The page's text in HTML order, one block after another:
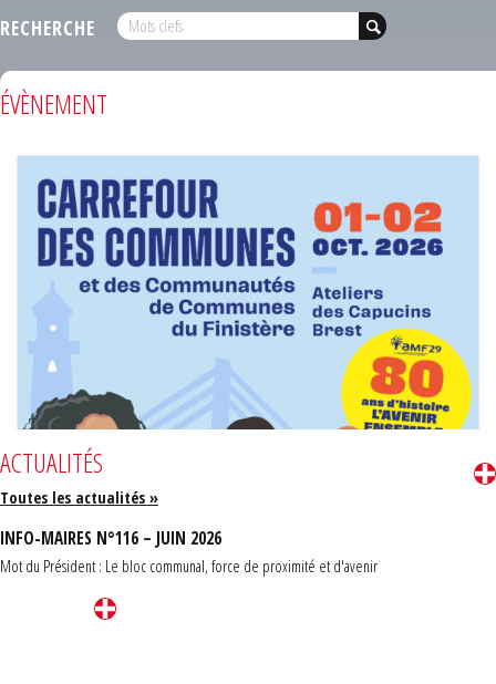
RECHERCHE
ÉVÈNEMENT
ACTUALITÉS
Toutes les actualités »
INFO-MAIRES N°116 – JUIN 2026
Mot du Président : Le bloc communal, force de proximité et d'avenir